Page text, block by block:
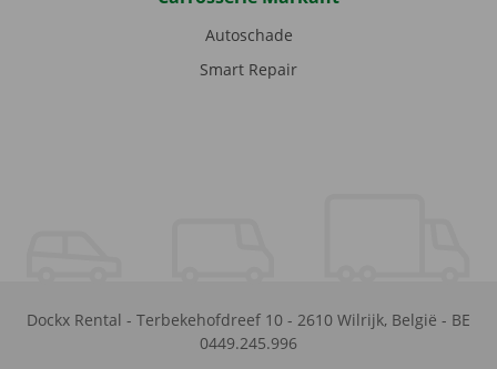
Autoschade
Smart Repair
Dockx Rental - Terbekehofdreef 10 - 2610 Wilrijk, België - BE
0449.245.996